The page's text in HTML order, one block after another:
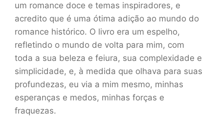
um romance doce e temas inspiradores, e
acredito que é uma ótima adição ao mundo do
romance histórico. O livro era um espelho,
refletindo o mundo de volta para mim, com
toda a sua beleza e feiura, sua complexidade e
simplicidade, e, à medida que olhava para suas
profundezas, eu via a mim mesmo, minhas
esperanças e medos, minhas forças e
fraquezas.